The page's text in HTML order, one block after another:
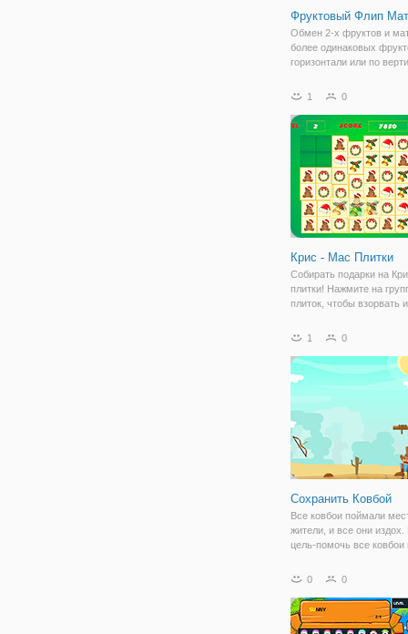
Фруктовый Флип
Обмен 2-х фруктов и
более одинаковых
горизонтали или по
1 0
Крис - Мас Плитки
Собирать подарки на
плитки! Нажмите на
плиток, чтобы взорвать
Крисмас бомба!
1 0
Сохранить Ковбой
Все ковбои поймали
жители, и все они
цель-помочь все ковбои
нить висит над ними,
стрелами. Направляем
будьте
0 0